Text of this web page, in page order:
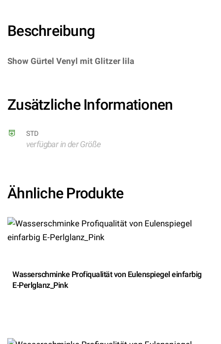
Beschreibung
Show Gürtel Venyl mit Glitzer lila
Zusätzliche Informationen
STD
verfügbar in der Größe
Ähnliche Produkte
Wasserschminke Profiqualität von Eulenspiegel einfarbig
E-Perlglanz_Pink